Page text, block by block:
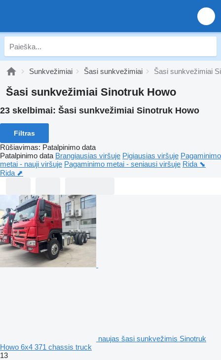
Sunkvežimiai Šasi sunkvežimiai Šasi sunkvežimiai
Šasi sunkvežimiai Sinotruk Howo
23 skelbimai: Šasi sunkvežimiai Sinotruk Howo
Filtras
Rūšiavimas: Patalpinimo data
Patalpinimo data Brangiausias viršuje Pigiausias viršuje Pagaminimo
metai - nauji viršuje Pagaminimo metai - seniausi viršuje Rida ⬊
Rida ⬈
naujas šasi sunkvežimis Sinotruk
Howo 6x4 371 chassis truck
13